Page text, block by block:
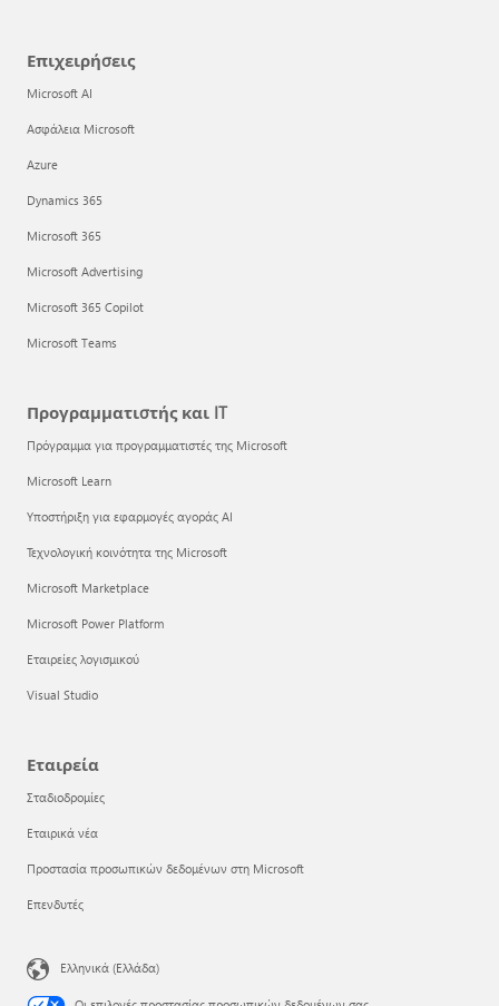
Επιχειρήσεις
Microsoft AI
Ασφάλεια Microsoft
Azure
Dynamics 365
Microsoft 365
Microsoft Advertising
Microsoft 365 Copilot
Microsoft Teams
Προγραμματιστής και IT
Πρόγραμμα για προγραμματιστές της Microsoft
Microsoft Learn
Υποστήριξη για εφαρμογές αγοράς AI
Τεχνολογική κοινότητα της Microsoft
Microsoft Marketplace
Microsoft Power Platform
Εταιρείες λογισμικού
Visual Studio
Εταιρεία
Σταδιοδρομίες
Εταιρικά νέα
Προστασία προσωπικών δεδομένων στη Microsoft
Επενδυτές
Ελληνικά (Ελλάδα)